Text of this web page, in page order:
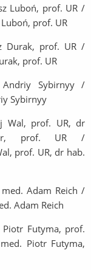
Luboń, prof. UR /
prof. UR
Durak, prof. UR /
prof. UR
Sybirnyy /
Sybirnyy
Wal, prof. UR, dr
prof. UR /
prof. UR, dr hab.
Adam Reich /
Adam Reich
Futyma, prof.
Piotr Futyma,